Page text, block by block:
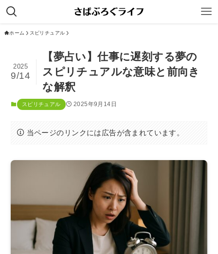
ホーム スピリチュアル
【夢占い】仕事に遅刻する夢の
スピリチュアルな意味と前向き
な解釈
2025
9/14
スピリチュアル 2025年9月14日
当ページのリンクには広告が含まれています。